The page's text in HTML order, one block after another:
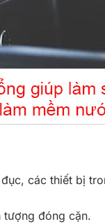
các thiết bị
tượng đóng cặn.